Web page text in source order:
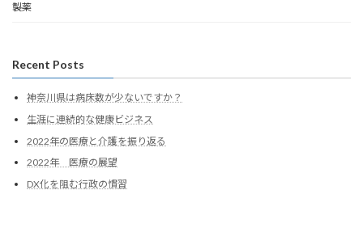
製薬
Recent Posts
神奈川県は病床数が少ないですか？
生涯に連続的な健康ビジネス
2022年の医療と介護を振り返る
2022年 医療の展望
DX化を阻む行政の慣習